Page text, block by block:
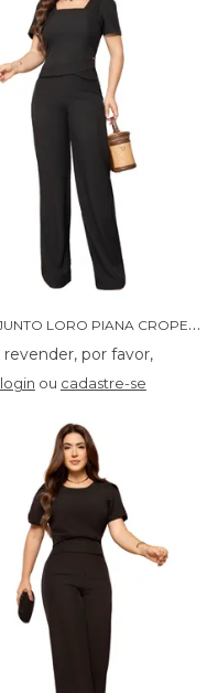
C
ONJUNTO LORO PIANA CROPET E CALCA - 04648
login ou cadastre-se